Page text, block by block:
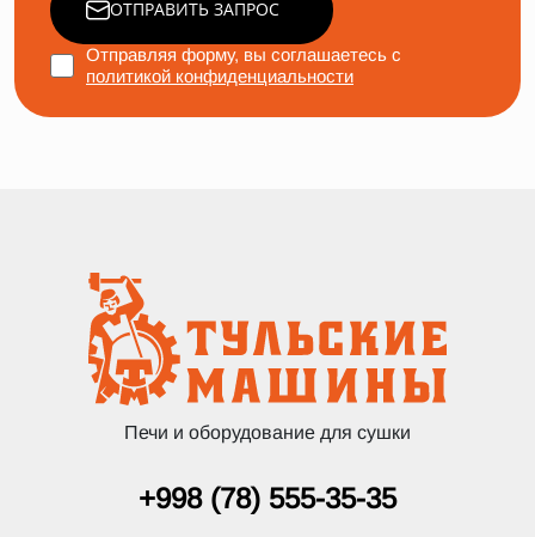
ОТПРАВИТЬ ЗАПРОС
Отправляя форму, вы соглашаетесь с
политикой конфиденциальности
Печи и оборудование для сушки
+998 (78) 555-35-35